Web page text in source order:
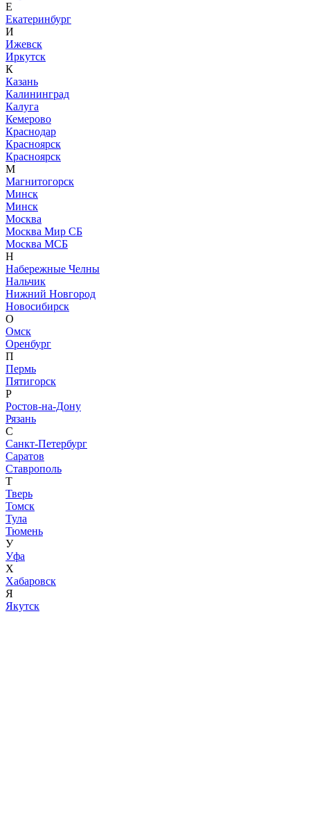
Е
Екатеринбург
И
Ижевск
Иркутск
К
Казань
Калининград
Калуга
Кемерово
Краснодар
Красноярск
Красноярск
М
Магнитогорск
Минск
Минск
Москва
Москва Мир СБ
Москва МСБ
Н
Набережные Челны
Нальчик
Нижний Новгород
Новосибирск
О
Омск
Оренбург
П
Пермь
Пятигорск
Р
Ростов-на-Дону
Рязань
С
Санкт-Петербург
Саратов
Ставрополь
Т
Тверь
Томск
Тула
Тюмень
У
Уфа
Х
Хабаровск
Я
Якутск